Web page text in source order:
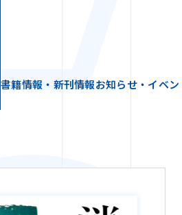
書籍情報・新刊情報お知らせ・イベン